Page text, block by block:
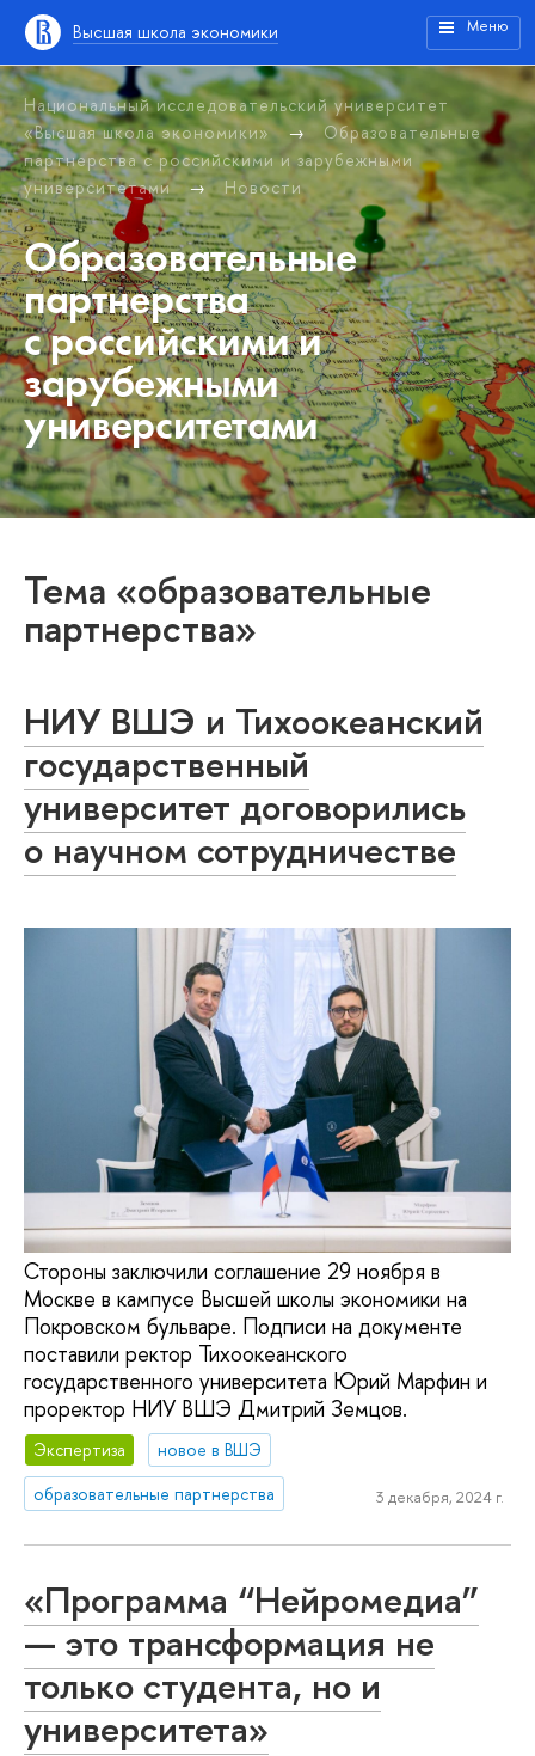
Высшая школа экономики Меню
Национальный исследовательский университет
«Высшая школа экономики»
Образовательные
партнерства с российскими и зарубежными
университетами
Новости
Образовательные
партнерства
с российскими и
зарубежными
университетами
Тема «образовательные
партнерства»
НИУ ВШЭ и Тихоокеанский
государственный
университет договорились
о научном сотрудничестве
Стороны заключили соглашение 29 ноября в
Москве в кампусе Высшей школы экономики на
Покровском бульваре. Подписи на документе
поставили ректор Тихоокеанского
государственного университета Юрий Марфин и
проректор НИУ ВШЭ Дмитрий Земцов.
Экспертиза
новое в ВШЭ
образовательные партнерства
3 декабря, 2024 г.
«Программа “Нейромедиа”
— это трансформация не
только студента, но и
университета»